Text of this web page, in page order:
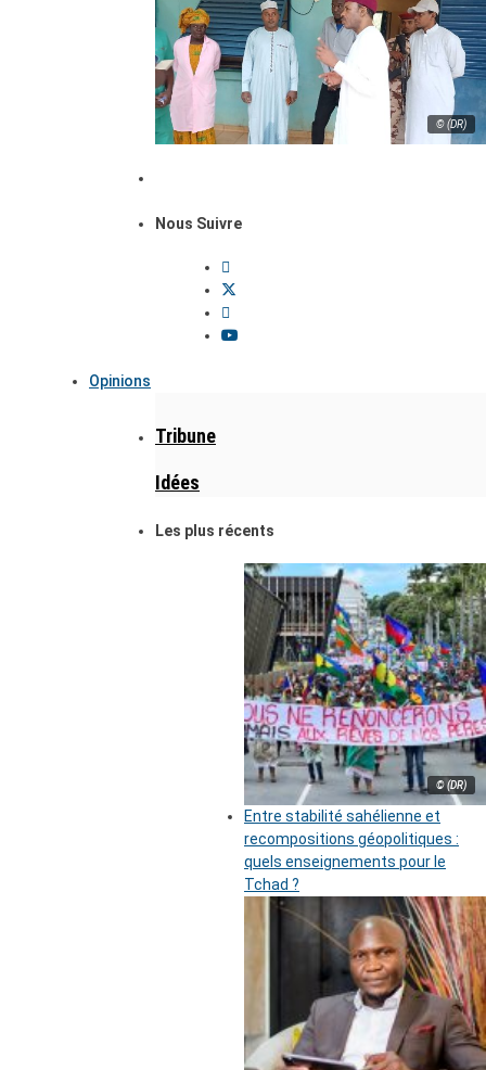
© (DR)
Nous Suivre
Opinions
Tribune
Idées
Les plus récents
© (DR)
Entre stabilité sahélienne et
recompositions géopolitiques :
quels enseignements pour le
Tchad ?